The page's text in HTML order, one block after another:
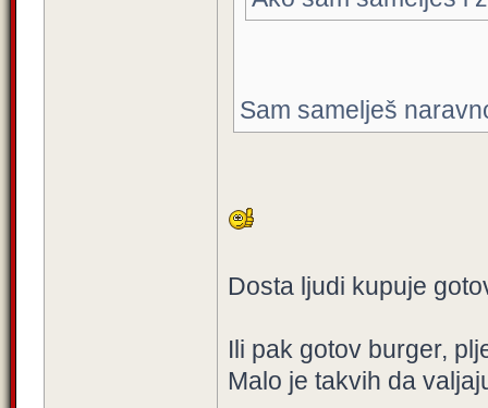
Sam samelješ
Dosta ljudi kupuje
Ili pak gotov burger,
Malo je takvih da